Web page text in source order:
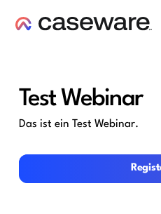
Test Webinar
Das ist ein Test Webinar.
Register